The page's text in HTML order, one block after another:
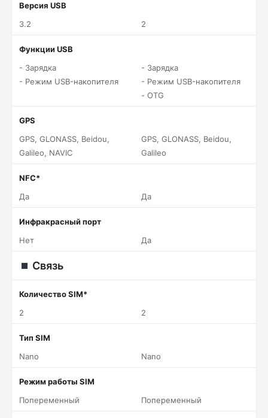
Версия USB
3.2
2
Функции USB
- Зарядка
- Режим USB-накопителя
- Зарядка
- Режим USB-накопителя
- OTG
GPS
GPS, GLONASS, Beidou,
Galileo, NAVIC
GPS, GLONASS, Beidou,
Galileo
NFC*
Да
Да
Инфракрасный порт
Нет
Да
Связь
Количество SIM*
2
2
Тип SIM
Nano
Nano
Режим работы SIM
Попеременный
Попеременный